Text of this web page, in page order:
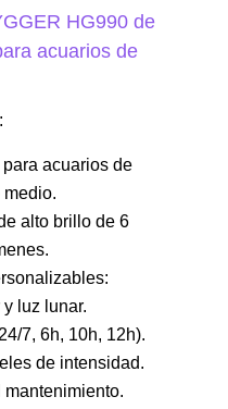
HG990 de
acuarios de
acuarios de
alto brillo de 6
luz lunar.
7, 6h, 10h, 12h).
de intensidad.